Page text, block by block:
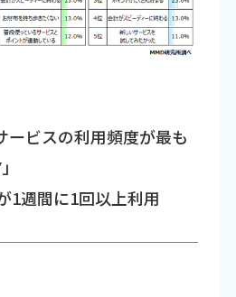
ビスの利用頻度が最も
週間に1回以上利用